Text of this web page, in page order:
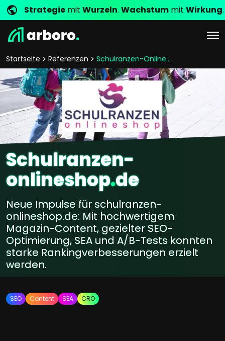
Strategie mit Wurzeln. Wachstum mit Wirkung.
Startseite Referenzen Schulranzen-Onlineshop
Schulranzen-
onlineshop.de
Neue Impulse für schulranzen-
onlineshop.de: Mit hochwertigem
Magazin-Content, gezielter SEO-
Optimierung, SEA und A/B-Tests konnten
starke Rankingverbesserungen erzielt
werden.
SEO Content SEA CRO